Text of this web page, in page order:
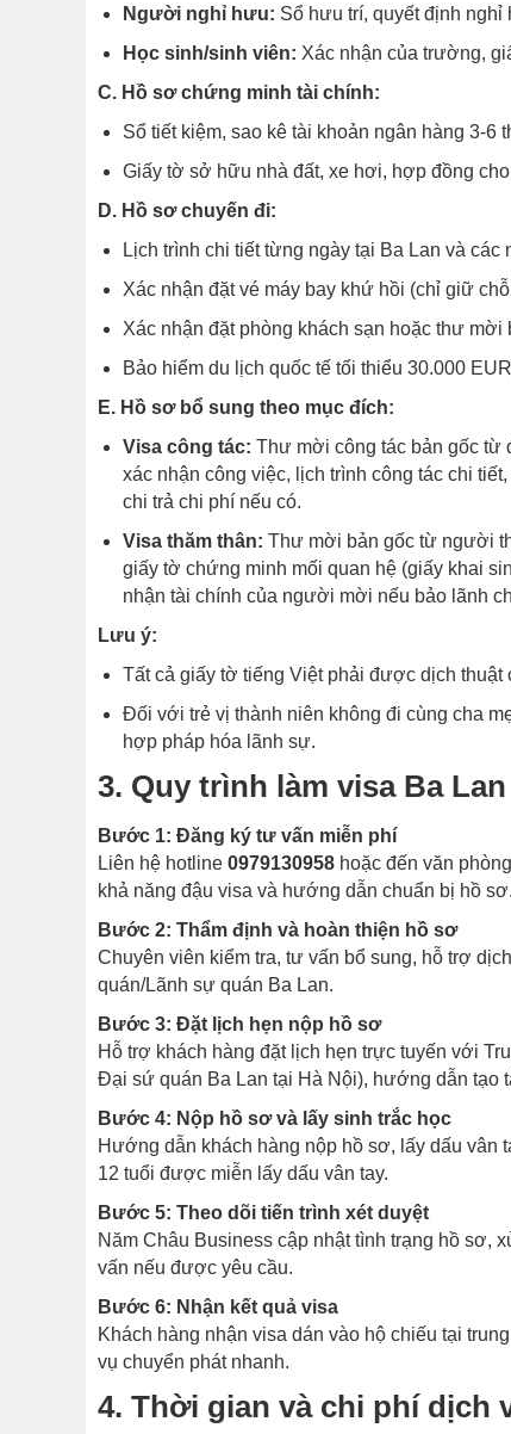
Người nghỉ hưu: Sổ hưu trí, quyết định
Học sinh/sinh viên: Xác nhận của trường,
C. Hồ sơ chứng minh tài chính:
Sổ tiết kiệm, sao kê tài khoản ngân hàng 3-6
Giấy tờ sở hữu nhà đất, xe hơi, hợp đồng
D. Hồ sơ chuyến đi:
Lịch trình chi tiết từng ngày tại Ba Lan và
Xác nhận đặt vé máy bay khứ hồi (chỉ giữ
Xác nhận đặt phòng khách sạn hoặc thư
Bảo hiểm du lịch quốc tế tối thiểu 30.000
E. Hồ sơ bổ sung theo mục đích:
Visa công tác: Thư mời công tác bản gốc từ
xác nhận công việc, lịch trình công tác chi
chi trả chi phí nếu có.
Visa thăm thân: Thư mời bản gốc từ người
giấy tờ chứng minh mối quan hệ (giấy khai
nhận tài chính của người mời nếu bảo lãnh
Lưu ý:
Tất cả giấy tờ tiếng Việt phải được dịch
Đối với trẻ vị thành niên không đi cùng cha
hợp pháp hóa lãnh sự.
3. Quy trình làm visa Ba
Bước 1: Đăng ký tư vấn miễn phí
Liên hệ hotline 0979130958 hoặc đến văn
khả năng đậu visa và hướng dẫn chuẩn bị hồ sơ.
Bước 2: Thẩm định và hoàn thiện hồ sơ
Chuyên viên kiểm tra, tư vấn bổ sung, hỗ trợ
quán/Lãnh sự quán Ba Lan.
Bước 3: Đặt lịch hẹn nộp hồ sơ
Hỗ trợ khách hàng đặt lịch hẹn trực tuyến với
Đại sứ quán Ba Lan tại Hà Nội), hướng dẫn tạo
Bước 4: Nộp hồ sơ và lấy sinh trắc học
Hướng dẫn khách hàng nộp hồ sơ, lấy dấu vân
12 tuổi được miễn lấy dấu vân tay.
Bước 5: Theo dõi tiến trình xét duyệt
Năm Châu Business cập nhật tình trạng hồ sơ,
vấn nếu được yêu cầu.
Bước 6: Nhận kết quả visa
Khách hàng nhận visa dán vào hộ chiếu tại
vụ chuyển phát nhanh.
4. Thời gian và chi phí dịch